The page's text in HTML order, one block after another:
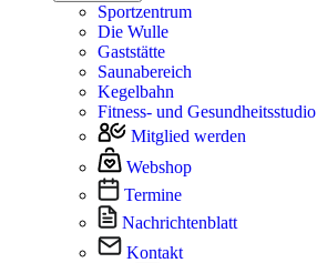
Sportzentrum
Die Wulle
Gaststätte
Saunabereich
Kegelbahn
Fitness- und Gesundheitsstudio
Mitglied werden
Webshop
Termine
Nachrichtenblatt
Kontakt